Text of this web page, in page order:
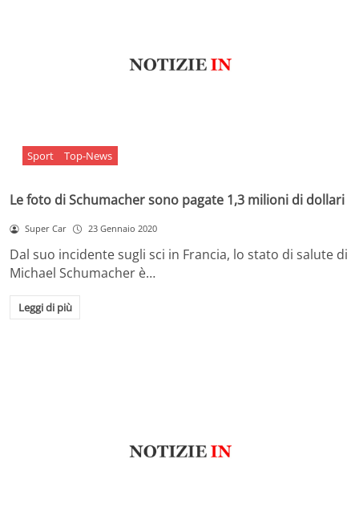
Sport Top-News
Le foto di Schumacher sono pagate 1,3 milioni di dollari
Super Car 23 Gennaio 2020
Dal suo incidente sugli sci in Francia, lo stato di salute di
Michael Schumacher è…
Leggi di più